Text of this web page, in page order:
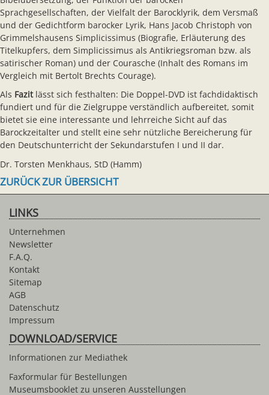
Sprachgesellschaften, der Vielfalt der Barocklyrik, dem Versmaß
und der Gedichtform barocker Lyrik, Hans Jacob Christoph von
Grimmelshausens Simplicissimus (Biografie, Erläuterung des
Titelkupfers, dem Simplicissimus als Antikriegsroman bzw. als
satirischer Roman) und der Courasche (Inhalt des Romans im
Vergleich mit Bertolt Brechts Courage).
Als Fazitlässt sich festhalten: Die Doppel-DVD ist fachdidaktisch
fundiert und für die Zielgruppe verständlich aufbereitet, somit
bietet sie eine interessante und lehrreiche Sicht auf das
Barockzeitalter und stellt eine sehr nützliche Bereicherung für
den Deutschunterricht der Sekundarstufen I und II dar.
Dr. Torsten Menkhaus, StD (Hamm)
ZURÜCK ZUR ÜBERSICHT
LINKS
Unternehmen
Newsletter
F.A.Q.
Kontakt
Sitemap
AGB
Datenschutz
Impressum
DOWNLOAD/SERVICE
Informationen zur Mediathek
Faxformular für Bestellungen
Museumsbooklet zu unseren Ausstellungen